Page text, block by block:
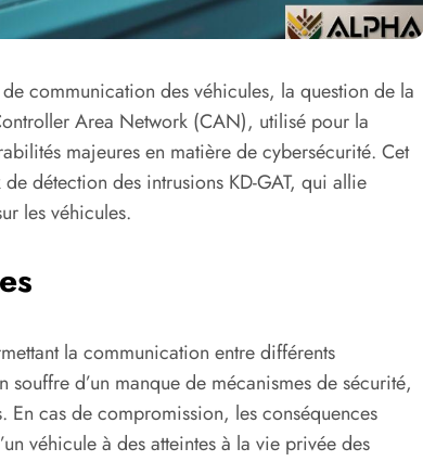
communication des véhicules, la question de la
Area Network (CAN), utilisé pour la
majeures en matière de cybersécurité. Cet
détection des intrusions KD-GAT, qui allie
les véhicules.
la communication entre différents
d’un manque de mécanismes de sécurité,
cas de compromission, les conséquences
véhicule à des atteintes à la vie privée des